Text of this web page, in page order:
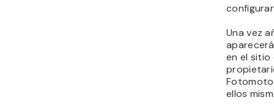
Una vez
en el sitio
ellos